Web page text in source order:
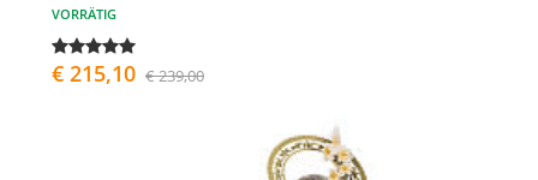
VORRÄTIG
€ 215,10 € 239,00